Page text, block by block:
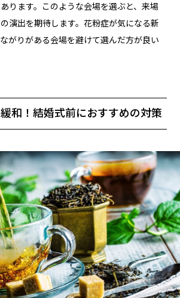
ります。このような会場を選ぶと、来場
演出を期待します。花粉症が気になる新
がりがある会場を避けて選んだ方が良い
和！結婚式前におすすめの対策